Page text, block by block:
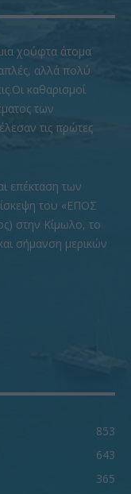
χούφτα άτομα
αλλά πολύ
καθαρισμοί
των
τις πρώτες
επέκταση των
του «ΕΠΟΣ
στην Κίμωλο, το
σήμανση μερικών
853
643
365